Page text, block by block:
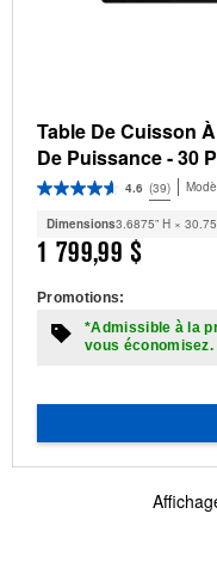
Table De Cuisson
De Puissance - 30
4.6 (39)
Dimensions3.6875” H ×
1 799,99 $
Promotions:
*Admissible à la
vous économisez.